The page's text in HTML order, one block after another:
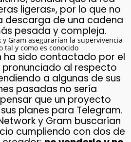
ligeras», por lo que no
descarga de una cadena
pesada y compleja.
Gram asegurarían la supervivencia
tal y como es conocido
ha sido contactado por el
pronunciado al respecto
a algunas de sus
pasadas no sería
que un proyecto
planes para Telegram.
y Gram buscarían
cumpliendo con dos de